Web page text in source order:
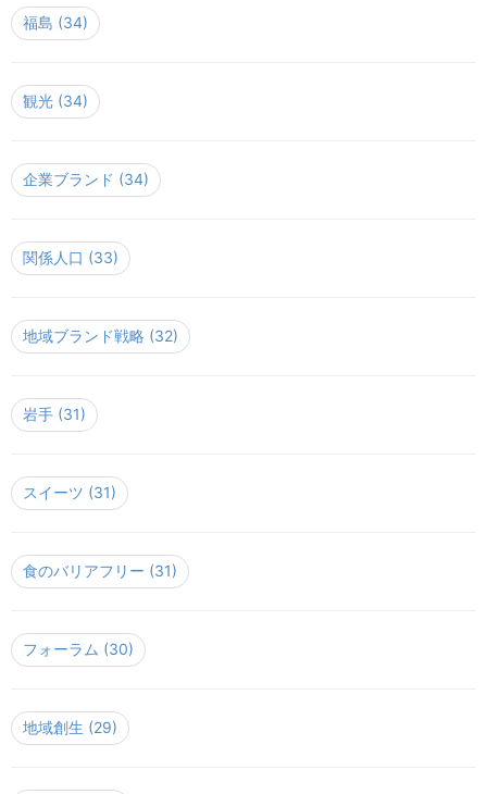
福島 (34)
観光 (34)
企業ブランド (34)
関係人口 (33)
地域ブランド戦略 (32)
岩手 (31)
スイーツ (31)
食のバリアフリー (31)
フォーラム (30)
地域創生 (29)